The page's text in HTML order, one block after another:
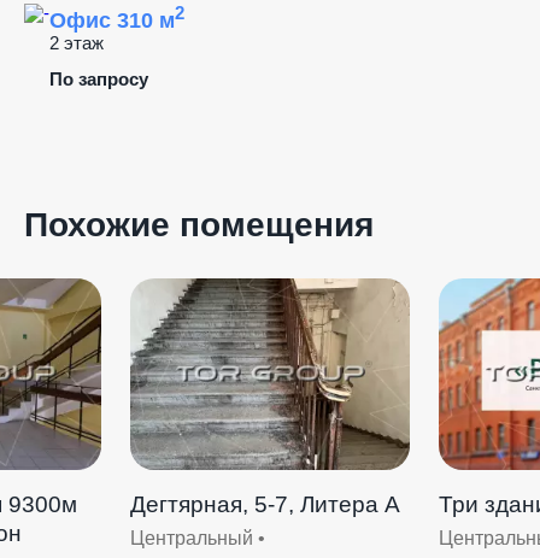
Офис 310 м2
2 этаж
По запросу
Похожие помещения
9300м
Дегтярная, 5-7, Литера А
Центральный •
Три